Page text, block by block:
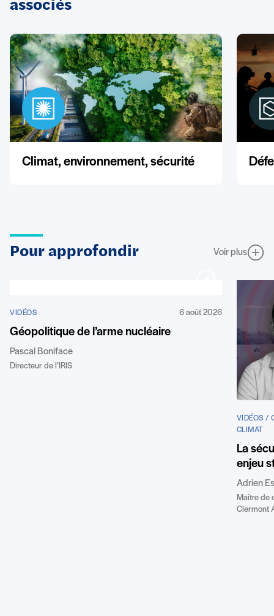
associés
Climat, environnement, sécurité
Pour approfondir Voir plus
VIDÉOS 6 août 2026
Géopolitique de l’arme nucléaire
Pascal Boniface
Directeur de l’IRIS
VIDÉOS /
CLIMAT
La
enjeu
Adrien
Maître de
Clermont